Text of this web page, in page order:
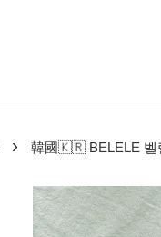
› 韓國🇰🇷 BELELE 벨